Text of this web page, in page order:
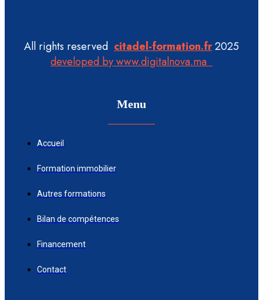
All rights reserved citadel-formation.fr2025
developed by www.digitalnova.ma
Menu
Accueil
Formation immobilier
Autres formations
Bilan de compétences
Financement
Contact